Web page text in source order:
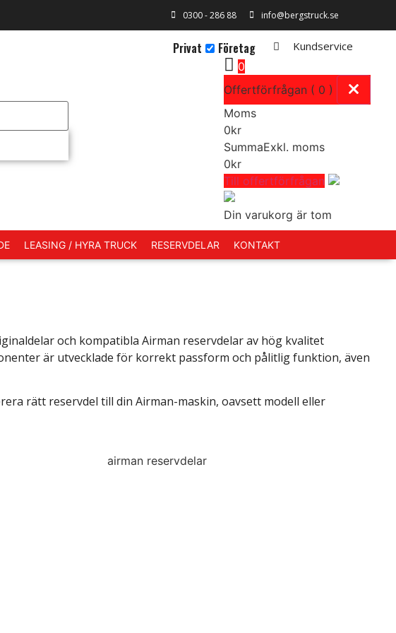
0300 - 286 88 info@bergstruck.se
Privat Företag
Kundservice
0
Offertförfrågan ( 0 )
Moms
0kr
SummaExkl. moms
0kr
Till offertförfrågan
Din varukorg är tom
LEASING / HYRA TRUCK RESERVDELAR KONTAKT
och kompatibla Airman reservdelar av hög kvalitet
är utvecklade för korrekt passform och pålitlig funktion, även
rätt reservdel till din Airman-maskin, oavsett modell eller